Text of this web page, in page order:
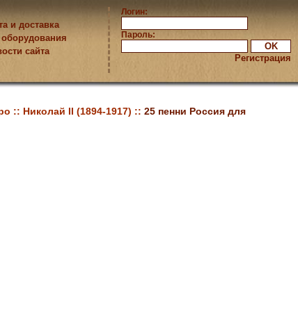
и доставка
оборудования
сайта
Логин:
Пароль:
Регистрация
:: Николай II (1894-1917) :: 25 пенни Россия для